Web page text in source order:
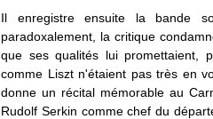
Il enregistre ensuite la bande
paradoxalement, la critique
que ses qualités lui promettaient,
comme Liszt n'étaient pas très en
donne un récital mémorable au
Rudolf Serkin comme chef du